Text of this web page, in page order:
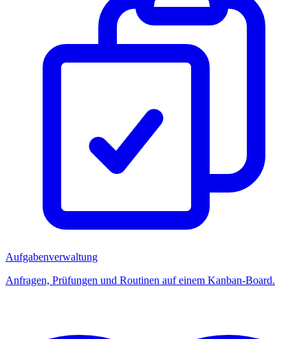
Aufgabenverwaltung
Anfragen, Prüfungen und Routinen auf einem Kanban-Board.